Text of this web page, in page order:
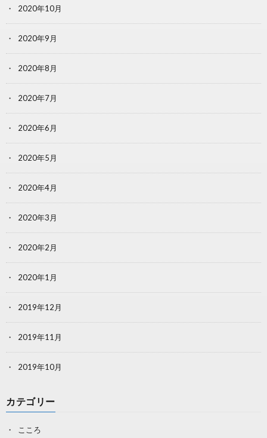
2020年10月
2020年9月
2020年8月
2020年7月
2020年6月
2020年5月
2020年4月
2020年3月
2020年2月
2020年1月
2019年12月
2019年11月
2019年10月
カテゴリー
こころ